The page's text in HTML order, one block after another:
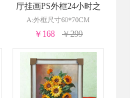
厅挂画PS外框24小时之
内发货
A:外框尺寸60*70CM
￥168 ￥299